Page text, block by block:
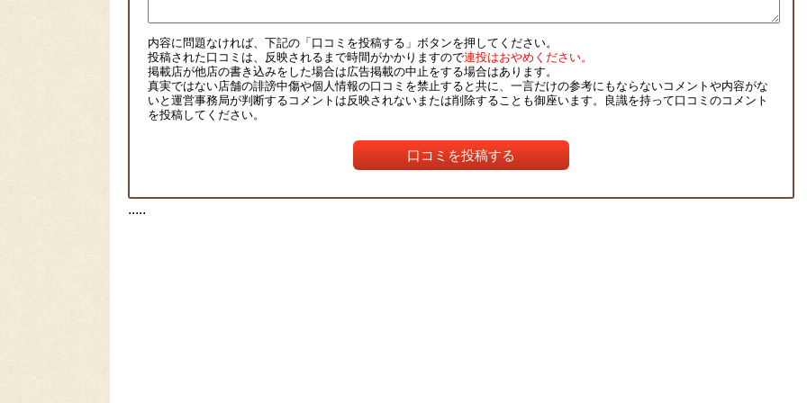
内容に問題なければ、下記の「口コミを投稿する」ボタンを押してください。
投稿された口コミは、反映されるまで時間がかかりますので連投はおやめください。
掲載店が他店の書き込みをした場合は広告掲載の中止をする場合はあります。
真実ではない店舗の誹謗中傷や個人情報の口コミを禁止すると共に、一言だけの参考にもならないコメントや内容がな
いと運営事務局が判断するコメントは反映されないまたは削除することも御座います。良識を持って口コミのコメント
を投稿してください。
.....